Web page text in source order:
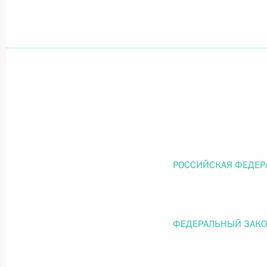
Официальный портал правовой информации
О внесении изменений в статью 11
РОССИЙСКАЯ
ФЕДЕРАЛЬНЫЙ